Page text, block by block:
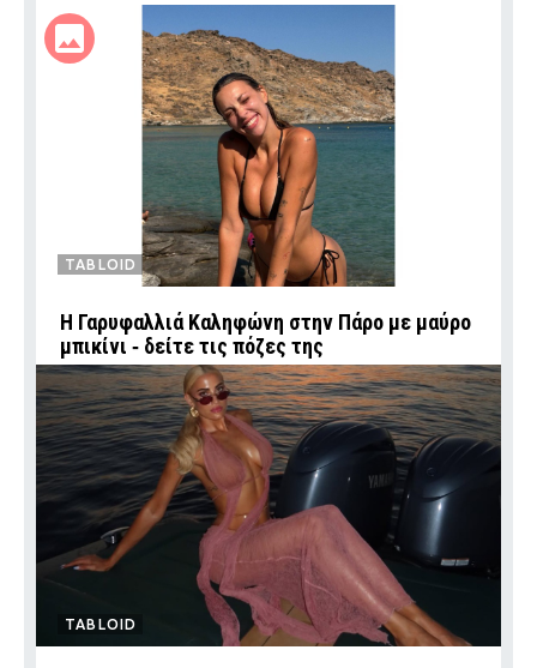
TABLOID
Η Γαρυφαλλιά Καληφώνη στην Πάρο με μαύρο
μπικίνι ‑ δείτε τις πόζες της
TABLOID